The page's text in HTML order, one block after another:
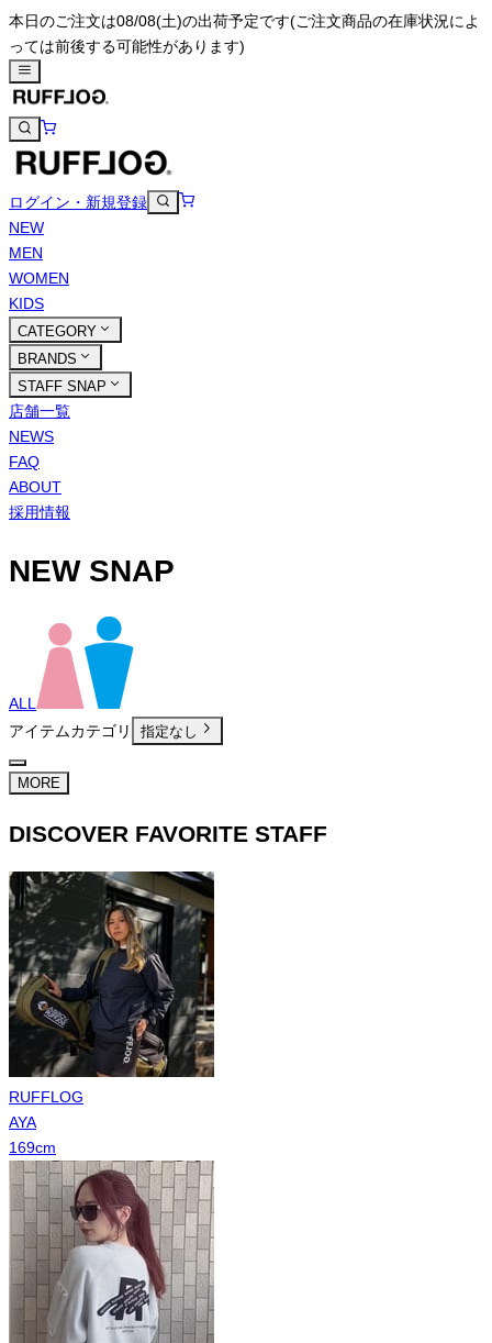
本日のご注文は08/08(土)の出荷予定です(ご注文商品の在庫状況によ
っては前後する可能性があります)
ログイン・新規登録
NEW
MEN
WOMEN
KIDS
CATEGORY
BRANDS
STAFF SNAP
店舗一覧
NEWS
FAQ
ABOUT
採用情報
NEW SNAP
ALL
アイテムカテゴリ
指定なし
MORE
DISCOVER FAVORITE STAFF
RUFFLOG
AYA
169cm